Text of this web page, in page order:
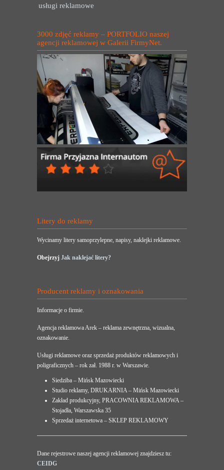
usługi reklamowe
3000 zdjęć reklamy – PORTFOLIO naszej
agencji reklamowej w Galerii FirmyNet.
Litery do reklamy
Wycinamy litery samoprzylepne, napisy, naklejki reklamowe.
Obejrzyj Jak naklejać litery?
Producent reklamy i oznakowania
Informacje o firmie.
Agencja reklamowa Arek – reklama zewnętrzna, wizualna,
oznakowanie.
Usługi reklamowe oraz sprzedaż produktów reklamowych i
poligraficznych – rok zał. 1988 r. w Warszawie.
Siedziba – Mińsk Mazowiecki
Studio reklamy, DRUKARNIA – Mińsk Mazowiecki
Zakład produkcyjny, PRACOWNIA REKLAMOWA –
Stojadła, Warszawska 35
Sprzedaż internetowa – SKLEP REKLAMOWY
Dane rejestrowe naszej agencji reklamowej znajdziesz tu:
CEIDG